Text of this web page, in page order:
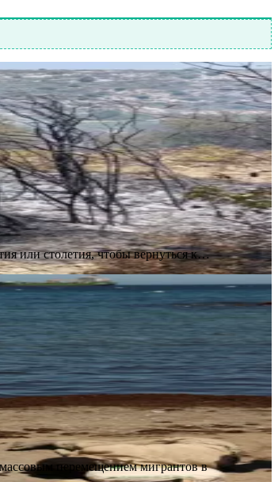
или столетия, чтобы вернуться к…
перемещением мигрантов в